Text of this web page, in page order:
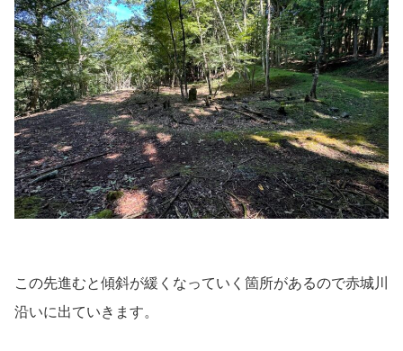
この先進むと傾斜が緩くなっていく箇所があるので赤城川
沿いに出ていきます。